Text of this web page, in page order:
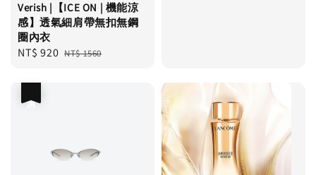
Verish |【ICE ON | 機能涼
感】透氣細肩帶無扣無鋼
圈內衣
Sale
NT$ 920 Regular
NT$ 1560